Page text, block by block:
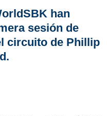
han
sesión de
circuito de Phillip